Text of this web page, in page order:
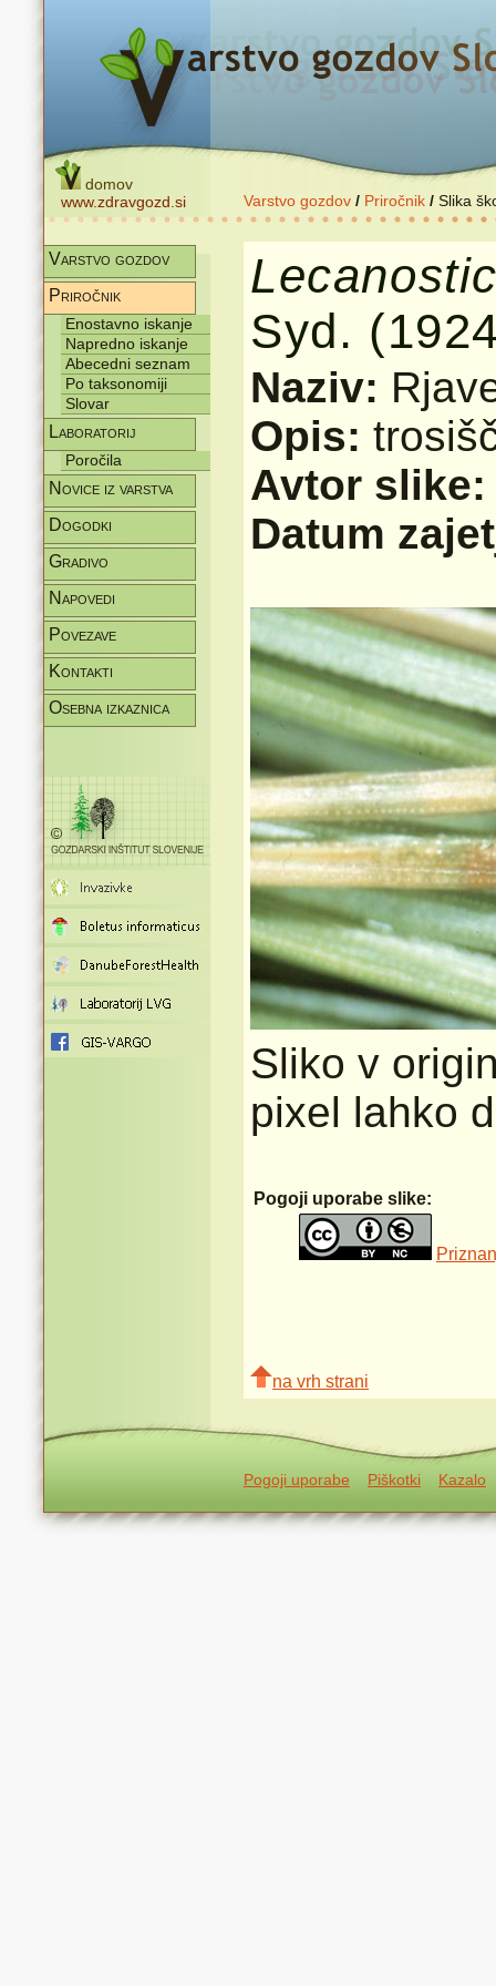
domov
www.zdravgozd.si
Varstvo gozdov / Priročnik / Slika
Varstvo gozdov
Priročnik
Enostavno iskanje
Napredno iskanje
Abecedni seznam
Po taksonomiji
Slovar
Laboratorij
Poročila
Novice iz varstva
Dogodki
Gradivo
Napovedi
Povezave
Kontakti
Osebna izkaznica
Syd.
Naziv:
Opis:
Avtor
Datum
Sliko v
pixel lahko
Pogoji uporabe slike:
na vrh strani
Pogoji uporabe Piškotki Kazalo